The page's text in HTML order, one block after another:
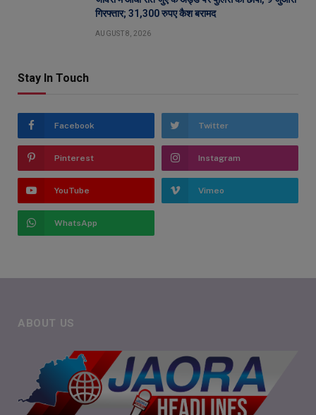
गिरफ्तार; 31,300 रुपए कैश बरामद
AUGUST 8, 2026
Stay In Touch
Facebook Twitter
Pinterest Instagram
YouTube Vimeo
WhatsApp
ABOUT US